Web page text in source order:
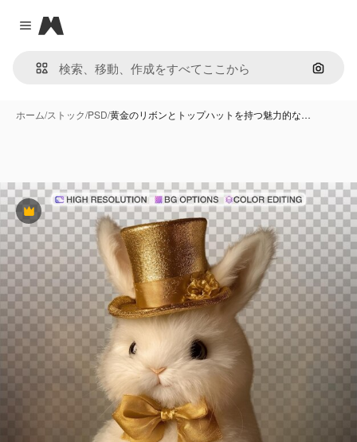
Close menu
Magnific
画像で
ホーム/ストック/PSD/黄金のリボンとトップハットを持つ魅力的な…
Premium